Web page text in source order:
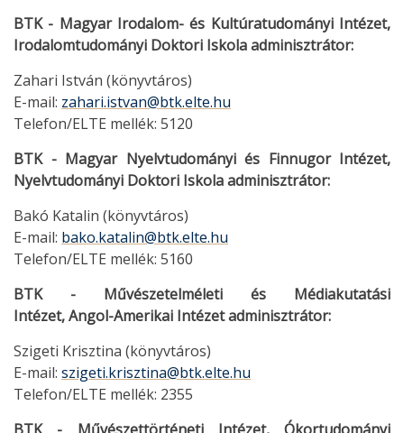
BTK - Magyar Irodalom- és Kultúratudományi Intézet,
Irodalomtudományi Doktori Iskola adminisztrátor:
Zahari István (könyvtáros)
E-mail: zahari.istvan@btk.elte.hu
Telefon/ELTE mellék: 5120
BTK - Magyar Nyelvtudományi és Finnugor Intézet,
Nyelvtudományi Doktori Iskola adminisztrátor:
Bakó Katalin (könyvtáros)
E-mail: bako.katalin@btk.elte.hu
Telefon/ELTE mellék: 5160
BTK - Művészetelméleti és Médiakutatási
Intézet, Angol-Amerikai Intézet adminisztrátor:
Szigeti Krisztina (könyvtáros)
E-mail: szigeti.krisztina@btk.elte.hu
Telefon/ELTE mellék: 2355